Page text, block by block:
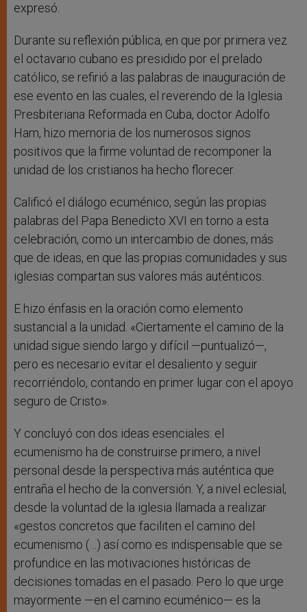
expresó.
Durante su reflexión pública, en que por primera vez
el octavario cubano es presidido por el prelado
católico, se refirió a las palabras de inauguración de
ese evento en las cuales, el reverendo de la Iglesia
Presbiteriana Reformada en Cuba, doctor Adolfo
Ham, hizo memoria de los numerosos signos
positivos que la firme voluntad de recomponer la
unidad de los cristianos ha hecho florecer.
Calificó el diálogo ecuménico, según las propias
palabras del Papa Benedicto XVI en torno a esta
celebración, como un intercambio de dones, más
que de ideas, en que las propias comunidades y sus
iglesias compartan sus valores más auténticos.
E hizo énfasis en la oración como elemento
sustancial a la unidad. «Ciertamente el camino de la
unidad sigue siendo largo y difícil —puntualizó—,
pero es necesario evitar el desaliento y seguir
recorriéndolo, contando en primer lugar con el apoyo
seguro de Cristo».
Y concluyó con dos ideas esenciales: el
ecumenismo ha de construirse primero, a nivel
personal desde la perspectiva más auténtica que
entraña el hecho de la conversión. Y, a nivel eclesial,
desde la voluntad de la iglesia llamada a realizar
«gestos concretos que faciliten el camino del
ecumenismo (…) así como es indispensable que se
profundice en las motivaciones históricas de
decisiones tomadas en el pasado. Pero lo que urge
mayormente —en el camino ecuménico— es la